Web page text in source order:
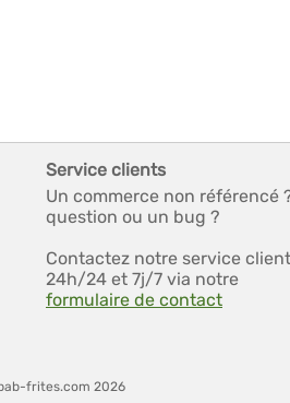
Service clients
Un commerce non référencé
question ou un bug ?
Contactez notre service client
24h/24 et 7j/7 via notre
formulaire de contact
frites.com 2026